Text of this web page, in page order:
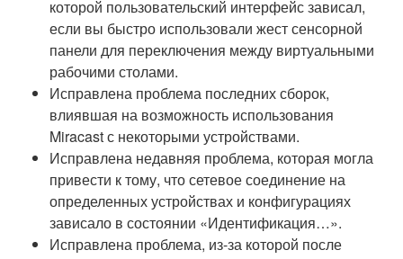
которой пользовательский интерфейс зависал,
если вы быстро использовали жест сенсорной
панели для переключения между виртуальными
рабочими столами.
Исправлена проблема последних сборок,
влиявшая на возможность использования
Miracast с некоторыми устройствами.
Исправлена недавняя проблема, которая могла
привести к тому, что сетевое соединение на
определенных устройствах и конфигурациях
зависало в состоянии «Идентификация…».
Исправлена проблема, из-за которой после